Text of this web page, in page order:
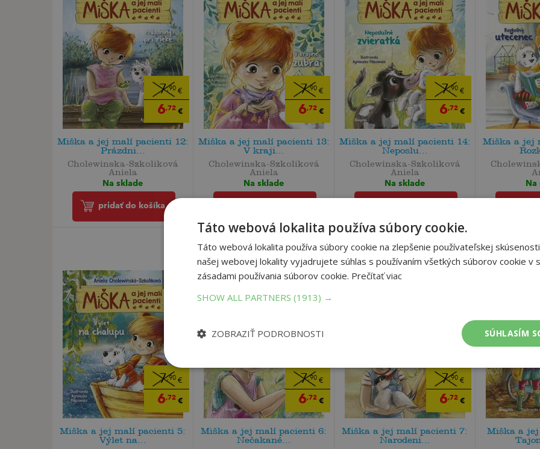
7,90 €
6,72 €
Miška a jej malí pacienti 12:
Prázdni...
Cholewinska-Szkoliková
Aniela
Na sklade
pridať do košíka
7,90 €
6,72 €
Miška a jej malí pacienti 13:
V kraji...
Cholewinska-Szkoliková
Aniela
Na sklade
7,90 €
6,72 €
Miška a jej malí pacienti 14:
Neposlu...
Cholewinska-Szkoliková
Aniela
Na sklade
Miška a jej
Na
7,90 €
6,72 €
Miška a jej malí pacienti 5:
Výlet na...
7,90 €
6,72 €
Miška a jej malí pacienti 6:
Nečakané...
7,90 €
6,72 €
Miška a jej malí pacienti 7:
Narodeni...
Miška a
Táto webová lokalita používa súbory cookie.
Táto webová lokalita používa súbory cookie na zlepšenie používateľskej
našej webovej lokality vyjadrujete súhlas s používaním všetkých súborov cookie v
zásadami používania súborov cookie. Prečítať viac
SHOW ALL PARTNERS (1913) →
SÚHLASÍM
ZOBRAZIŤ PODROBNOSTI